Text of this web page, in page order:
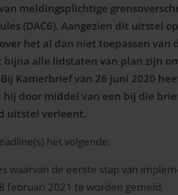
meldingsplichtige
(DAC6). Aangezien dit uitstel
het al dan niet toepassen van
alle lidstaten van plan zijn
Kamerbrief van 26 juni 2020
door middel van een bij die
uitstel verleent.
het volgende:
waarvan de eerste stap van
februari 2021 te worden gemeld.